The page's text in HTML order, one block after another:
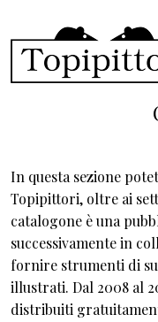
In questa sezione
Topipittori, oltre ai
catalogone è una
successivamente in
fornire strumenti di
illustrati. Dal 2008 al
distribuiti